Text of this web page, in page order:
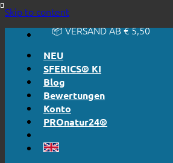
Skip to content🔆 EHRLICH. TRANSPARENT.
📦 VERSAND AB € 5,50
NEU
SFERICS® KI
Blog
Bewertungen
Konto
PROnatur24®
🔆 EINFACH. FUNKTIONIERT.
🔆 EHRLICH. TRANSPARENT.
📦 VERSAND AB € 5,50